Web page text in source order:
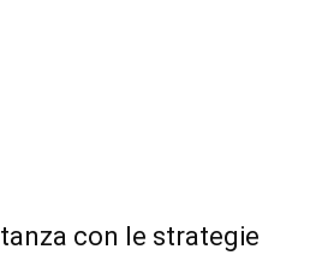
con le strategie